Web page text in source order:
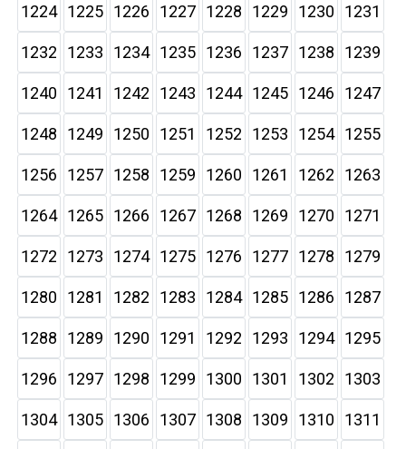
1224 1225 1226 1227 1228 1229 1230 1231
1232 1233 1234 1235 1236 1237 1238 1239
1240 1241 1242 1243 1244 1245 1246 1247
1248 1249 1250 1251 1252 1253 1254 1255
1256 1257 1258 1259 1260 1261 1262 1263
1264 1265 1266 1267 1268 1269 1270 1271
1272 1273 1274 1275 1276 1277 1278 1279
1280 1281 1282 1283 1284 1285 1286 1287
1288 1289 1290 1291 1292 1293 1294 1295
1296 1297 1298 1299 1300 1301 1302 1303
1304 1305 1306 1307 1308 1309 1310 1311